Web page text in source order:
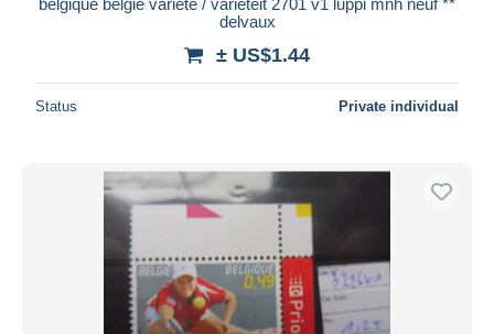
delvaux
± US$1.44
Status Private individual